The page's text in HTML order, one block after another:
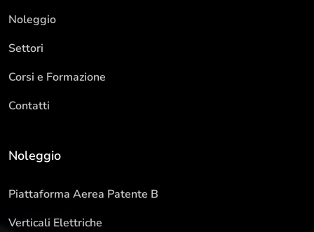
Noleggio
Settori
Corsi e Formazione
Contatti
Noleggio
Piattaforma Aerea Patente B
Verticali Elettriche